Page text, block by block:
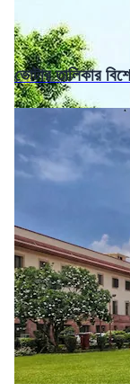
ভোটার তালিকার